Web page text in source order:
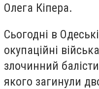
Олега Кіпера.
Сьогодні в
окупаційні
злочинний
якого загинули